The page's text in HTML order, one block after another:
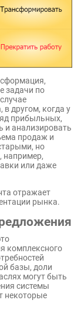
задачи по
в другом, когда у
прибыльных,
и анализировать
продаж и
но
например,
или даже
отражает
рынка.
комплексного
базы, доли
могут быть
системы
некоторые